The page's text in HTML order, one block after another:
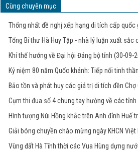
Cùng chuyên mục
Thống nhất đề nghị xếp hạng di tích cấp quốc
Tổng Bí thư Hà Huy Tập - nhà lý luận xuất sắc
Khí thế hướng về Đại hội Đảng bộ tỉnh (30-09-
Kỷ niệm 80 năm Quốc khánh: Tiếp nối tinh
Bảo tồn và phát huy các giá trị di tích đền Chợ
Cụm thi đua số 4 chung tay hường về các tỉnh
Hình tượng Núi Hồng khắc trên Anh đỉnh Huế
Giải bóng chuyền chào mừng ngày KHCN
Vùng đất Hà Tĩnh thời các Vua Hùng dựng